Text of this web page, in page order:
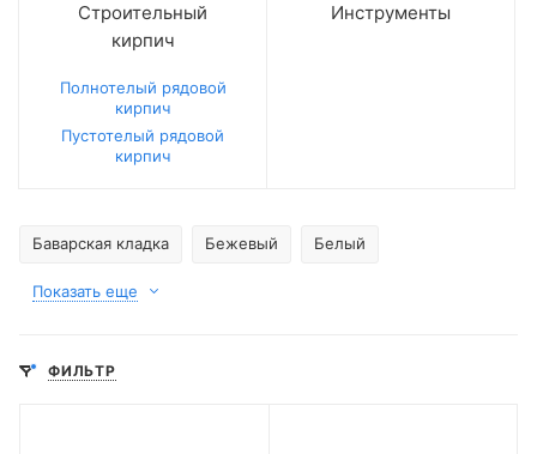
Строительный
кирпич
Полнотелый рядовой
кирпич
Пустотелый рядовой
кирпич
Инструменты
Баварская кладка Бежевый Белый
Показать еще
ФИЛЬТР